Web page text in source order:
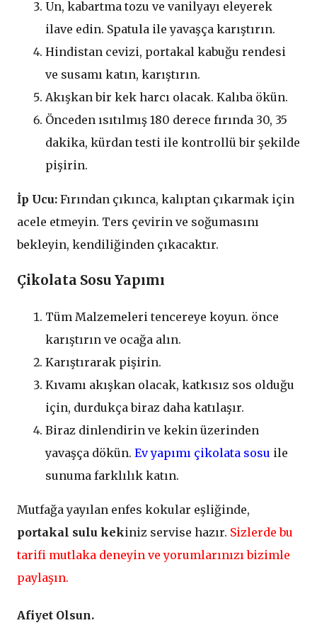
Un, kabartma tozu ve vanilyayı eleyerek
ilave edin. Spatula ile yavaşça karıştırın.
Hindistan cevizi, portakal kabuğu rendesi
ve susamı katın, karıştırın.
Akışkan bir kek harcı olacak. Kalıba ökün.
Önceden ısıtılmış 180 derece fırında 30, 35
dakika, kürdan testi ile kontrollü bir şekilde
pişirin.
İp Ucu: Fırından çıkınca, kalıptan çıkarmak için
acele etmeyin. Ters çevirin ve soğumasını
bekleyin, kendiliğinden çıkacaktır.
Çikolata Sosu Yapımı
Tüm Malzemeleri tencereye koyun. önce
karıştırın ve ocağa alın.
Karıştırarak pişirin.
Kıvamı akışkan olacak, katkısız sos olduğu
için, durdukça biraz daha katılaşır.
Biraz dinlendirin ve kekin üzerinden
yavaşça dökün. Ev yapımı çikolata sosu ile
sunuma farklılık katın.
Mutfağa yayılan enfes kokular eşliğinde,
portakal sulu kekiniz servise hazır. Sizlerde bu
tarifi mutlaka deneyin ve yorumlarınızı bizimle
paylaşın.
Afiyet Olsun.